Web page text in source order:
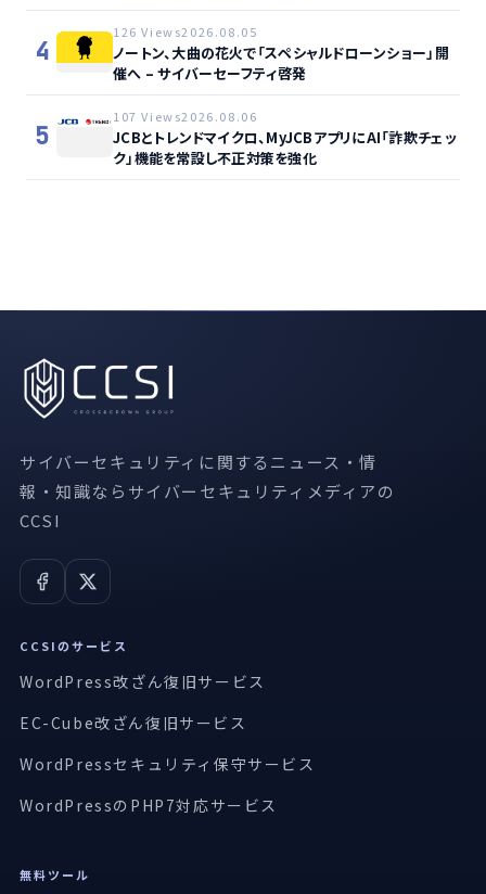
4
126 Views2026.08.05
ノートン、大曲の花火で「スペシャルドローンショー」開
催へ – サイバーセーフティ啓発
5
107 Views2026.08.06
JCBとトレンドマイクロ、MyJCBアプリにAI「詐欺チェッ
ク」機能を常設し不正対策を強化
サイバーセキュリティに関するニュース・情
報・知識ならサイバーセキュリティメディアの
CCSI
CCSIのサービス
WordPress改ざん復旧サービス
EC-Cube改ざん復旧サービス
WordPressセキュリティ保守サービス
WordPressのPHP7対応サービス
無料ツール